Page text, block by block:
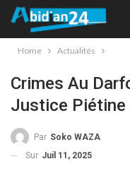
Home Actualités
Crimes Au
Justice Piétine
Par Soko WAZA
Sur Juil 11, 2025